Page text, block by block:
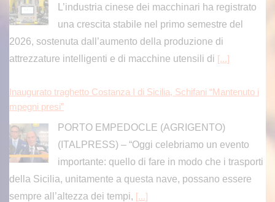
L’industria cinese dei macchinari ha registrato
una crescita stabile nel primo semestre del
2026, sostenuta dall’aumento della produzione di
attrezzature intelligenti e di macchine utensili di [...]
Inaugurato traghetto Costanza I di Sicilia, Schifani “Mantenuto i
mpegni presi”
PORTO EMPEDOCLE (AGRIGENTO)
(ITALPRESS) – “Oggi celebriamo un evento
importante: quello di fare in modo che i trasporti
della Sicilia, unitamente a questa nave, possano essere
sempre all’altezza dei tempi, [...]